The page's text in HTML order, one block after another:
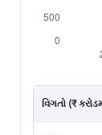
વિગતો (₹